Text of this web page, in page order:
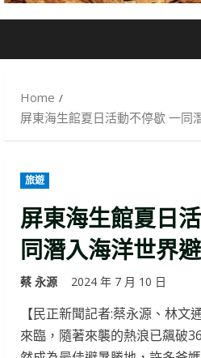
Home
屏東海生館夏日活動不停歇 一同
旅遊
屏東海生館夏日
同潛入海洋世界
蔡 永源 2024 年 7 月 10 日
【民正新聞記者:蔡永源、林文
來臨，隨著來襲的熱浪已飆破